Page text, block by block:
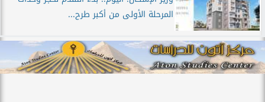
المرحلة الأولى من أكبر طرح...